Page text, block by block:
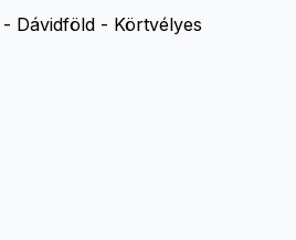
Dávidföld - Körtvélyes